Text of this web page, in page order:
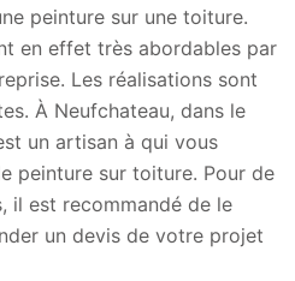
peinture sur une toiture.
en effet très abordables par
Les réalisations sont
À Neufchateau, dans le
un artisan à qui vous
peinture sur toiture. Pour de
il est recommandé de le
un devis de votre projet